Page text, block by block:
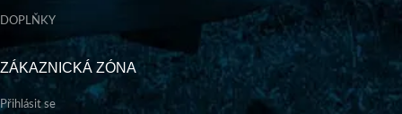
DOPLŇKY
ZÁKAZNICKÁ ZÓNA
Přihlásit se